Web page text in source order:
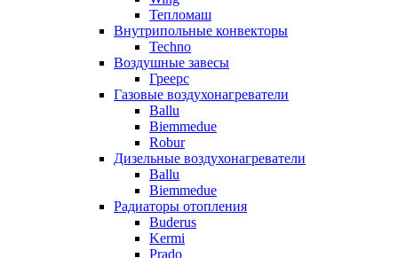
Тепломаш
Внутрипольные конвекторы
Techno
Воздушные завесы
Греерс
Газовые воздухонагреватели
Ballu
Biemmedue
Robur
Дизельные воздухонагреватели
Ballu
Biemmedue
Радиаторы отопления
Buderus
Kermi
Prado